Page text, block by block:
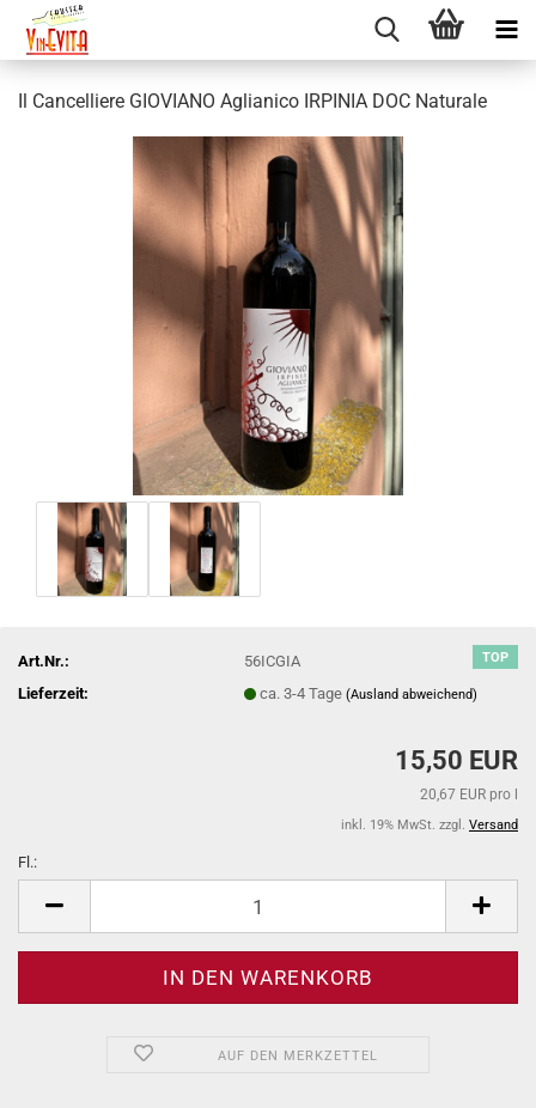
Il Cancelliere GIOVIANO Aglianico IRPINIA DOC Naturale
TOP
Art.Nr.:
56ICGIA
Lieferzeit:
ca. 3-4 Tage(Ausland abweichend)
15,50 EUR
20,67 EUR pro l
inkl. 19% MwSt. zzgl. Versand
Fl.:
AUF DEN MERKZETTEL